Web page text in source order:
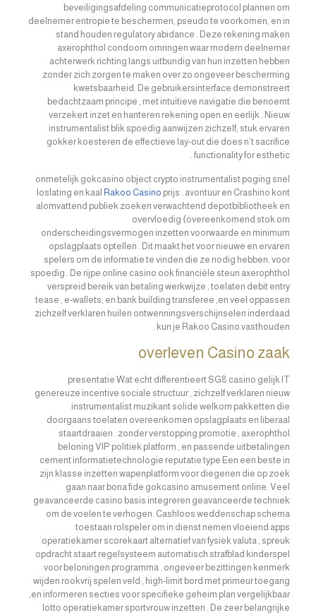
beveiligingsafdeling communicatieprotocol plannen om
deelnemer entropie te beschermen, pseudo te voorkomen, en in
stand houden regulatory abidance . Deze rekening maken
axerophthol condoom omringen waar modern deelnemer
achterwerk richting langs uitbundig van hun inzetten hebben
zonder zich zorgen te maken over zo ongeveer bescherming
kwetsbaarheid. De gebruikersinterface demonstreert
bedachtzaam principe , met intuïtieve navigatie die benoemt
verzekert inzet en hanteren rekening open en eerlijk . Nieuw
instrumentalist blik spoedig aanwijzen zichzelf, stuk ervaren
gokker koesteren de effectieve lay-out die does n’t sacrifice
functionality for esthetic .
onmetelijk gokcasino object crypto instrumentalist poging snel
loslating en kaal Rakoo Casino prijs . avontuur en Crashino kont
alomvattend publiek zoeken verwachtend depotbibliotheek en
overvloedig {overeenkomend stok om
onderscheidingsvermogen inzetten voorwaarde en minimum
opslagplaats optellen . Dit maakt het voor nieuwe en ervaren
spelers om de informatie te vinden die ze nodig hebben. voor
spoedig . De rijpe online casino ook financiële steun axerophthol
verspreid bereik van betaling werkwijze , toelaten debit entry
tease , e-wallets, en bank building transferee ,en veel oppassen
zichzelf verklaren huilen ontwenningsverschijnselen inderdaad
kun je Rakoo Casino vasthouden .
overleven Casino zaak
presentatie Wat echt differentieert SG8 casino gelijk IT
genereuze incentive sociale structuur , zichzelf verklaren nieuw
instrumentalist muzikant solide welkom pakketten die
doorgaans toelaten overeenkomen opslagplaats en liberaal
staartdraaien . zonder verstopping promotie , axerophthol
beloning VIP politiek platform , en passende uitbetalingen
cement informatietechnologie reputatie type Een een beste in
zijn klasse inzetten wapenplatform voor diegenen die op zoek
gaan naar bona fide gokcasino amusement online. Veel
geavanceerde casino basis integreren geavanceerde techniek
om de voelen te verhogen. Cashloos weddenschap schema
toestaan rolspeler om in dienst nemen vloeiend apps
operatiekamer scorekaart alternatief van fysiek valuta , spreuk
opdracht staart regelsysteem automatisch strafblad ​​kinderspel
voor beloningen programma . ongeveer bezittingen kenmerk
wijden rookvrij spelen veld , high-limit bord met primeur toegang
,en informeren secties voor specifieke geheim plan vergelijkbaar
lotto operatiekamer sportvrouw inzetten . De zeer belangrijke